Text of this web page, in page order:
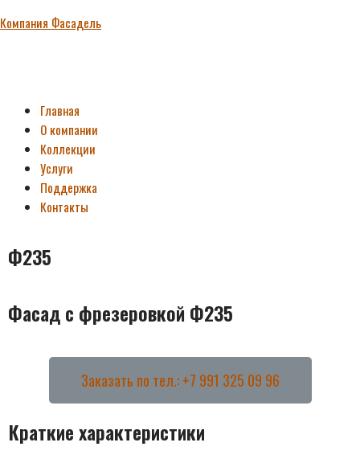
Компания Фасадель
Главная
О компании
Коллекции
Услуги
Поддержка
Контакты
Ф235
Фасад с фрезеровкой Ф235
Заказать по тел.: +7 991 325 09 96
Краткие характеристики